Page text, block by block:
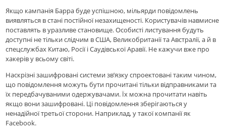
Якщо кампанія Барра буде успішною, мільярди повідомлень
виявляться в стані постійної незахищеності. Користувачів навмисне
поставлять в уразливе становище. Особисті листування будуть
доступні не тільки слідчим в США, Великобританії та Австралії, а й в
спецслужбах Китаю, Росії і Саудівської Аравії. Не кажучи вже про
хакерів у всьому світі.
Наскрізні зашифровані системи зв’язку спроектовані таким чином,
що повідомлення можуть бути прочитані тільки відправниками та
їх передбачуваними одержувачами. Їх можна прочитати навіть
якщо вони зашифровані. Ці повідомлення зберігаються у
ненадійної третьої сторони. Наприклад, у такої компанії як
Facebook.